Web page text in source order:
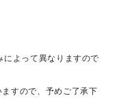
によって異なりますので
すので、予めご了承下